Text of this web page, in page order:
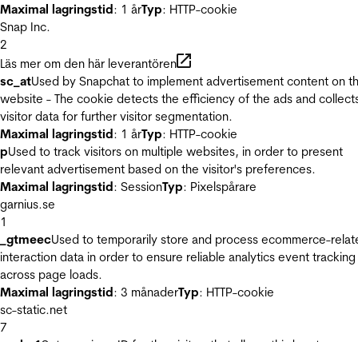
Maximal lagringstid: 1 årTyp: HTTP-cookie
Snap Inc.
2
Läs mer om den här leverantören
sc_atUsed by Snapchat to implement advertisement content on
website - The cookie detects the efficiency of the ads and
visitor data for further visitor segmentation.
Maximal lagringstid: 1 årTyp: HTTP-cookie
pUsed to track visitors on multiple websites, in order to present
relevant advertisement based on the visitor's preferences.
Maximal lagringstid: SessionTyp: Pixelspårare
garnius.se
1
_gtmeecUsed to temporarily store and process ecommerce-
interaction data in order to ensure reliable analytics event tracking
across page loads.
Maximal lagringstid: 3 månaderTyp: HTTP-cookie
sc-static.net
7